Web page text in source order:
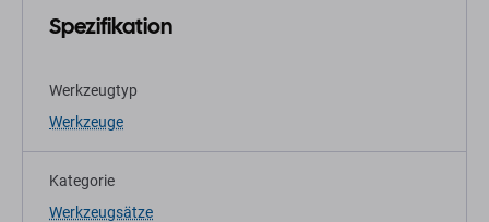
Spezifikation
Werkzeugtyp
Werkzeuge
Kategorie
Werkzeugsätze